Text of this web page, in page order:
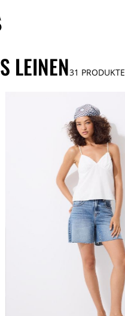
LEINEN31 PRODUKTE